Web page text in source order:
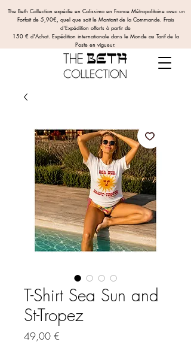
The Beth Collection expédie en Colissimo en France Métropolitaine avec un
Forfait de 5,90€, quel que soit le Montant de la Commande. Frais
d'Expédition offerts à partir de
150 € d'Achat. Expédition internationale dans le Monde au Tarif de la
Poste en vigueur.
T-Shirt Sea Sun and
St-Tropez
49,00 €